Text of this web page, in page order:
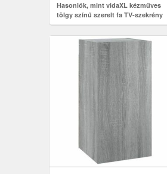
Hasonlók, mint vidaXL kézműves
tölgy színű szerelt fa TV-szekrény
30, 5 x 30 x 60 cm